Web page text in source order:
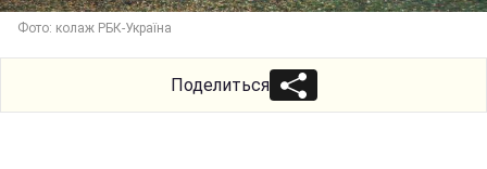
Фото: колаж РБК-Україна
Поделиться